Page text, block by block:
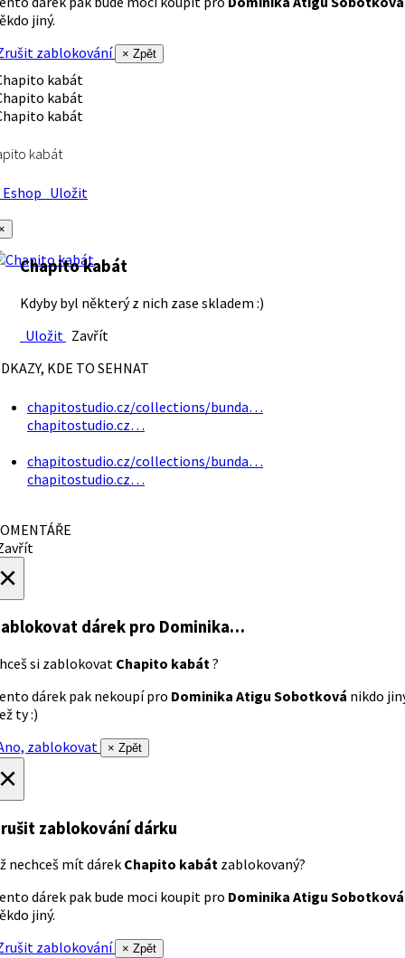
jiný.
zablokování
× Zpět
kabát
Uložit
Chapito kabát
Kdyby byl některý z nich zase skladem :)
Uložit Zavřít
KDE TO SEHNAT
chapitostudio.cz/collections/bunda…
chapitostudio.cz…
chapitostudio.cz/collections/bunda…
chapitostudio.cz…
dárek pro Dominika…
si zablokovat Chapito kabát ?
dárek pak nekoupí pro Dominika Atigu Sobotková nikdo
ty :)
zablokovat
× Zpět
zablokování dárku
nechceš mít dárek Chapito kabát zablokovaný?
dárek pak bude moci koupit pro Dominika Atigu Sobotková
jiný.
zablokování
× Zpět